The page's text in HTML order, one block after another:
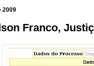
2009
Franco,